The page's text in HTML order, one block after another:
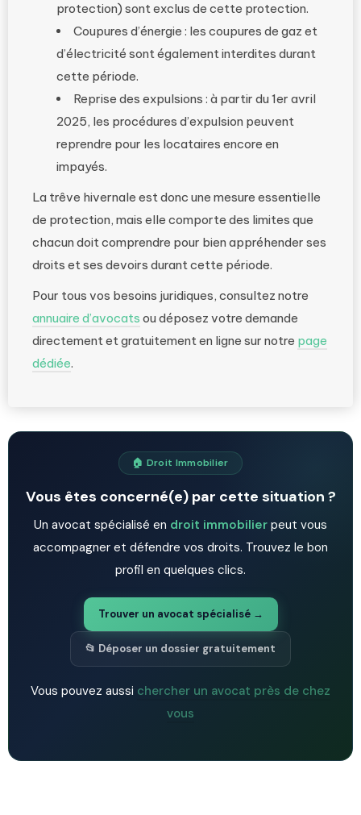
protection) sont exclus de cette protection.
Coupures d’énergie : les coupures de gaz et
d’électricité sont également interdites durant
cette période.
Reprise des expulsions : à partir du 1er avril
2025, les procédures d’expulsion peuvent
reprendre pour les locataires encore en
impayés.
La trêve hivernale est donc une mesure essentielle
de protection, mais elle comporte des limites que
chacun doit comprendre pour bien appréhender ses
droits et ses devoirs durant cette période.
Pour tous vos besoins juridiques, consultez notre
annuaire d’avocats ou déposez votre demande
directement et gratuitement en ligne sur notre page
dédiée.
🏠 Droit Immobilier
Vous êtes concerné(e) par cette situation ?
Un avocat spécialisé en droit immobilier peut vous
accompagner et défendre vos droits. Trouvez le bon
profil en quelques clics.
Trouver un avocat spécialisé →
📂 Déposer un dossier gratuitement
Vous pouvez aussi chercher un avocat près de chez
vous